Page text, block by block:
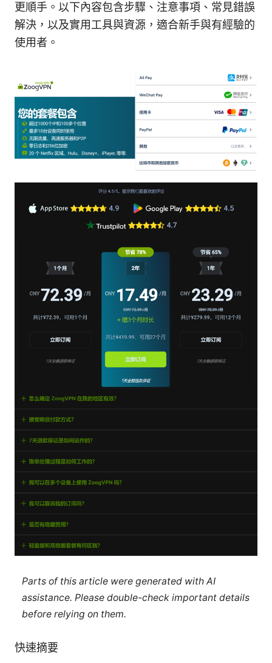
更順手。以下內容包含步驟、注意事項、常見錯誤
解決，以及實用工具與資源，適合新手與有經驗的
使用者。
Parts of this article were generated with AI
assistance. Please double-check important details
before relying on them.
快速摘要